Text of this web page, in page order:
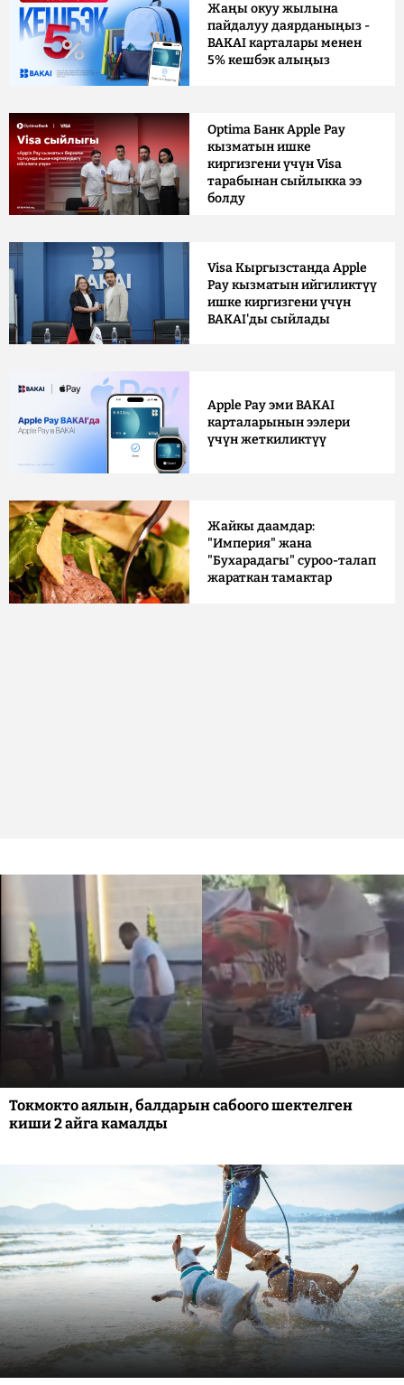
Жаңы окуу жылына
пайдалуу даярданыңыз -
BAKAI карталары менен
5% кешбэк алыңыз
Optima Банк Apple Pay
кызматын ишке
киргизгени үчүн Visa
тарабынан сыйлыкка ээ
болду
Visa Кыргызстанда Apple
Pay кызматын ийгиликтүү
ишке киргизгени үчүн
BAKAI'ды сыйлады
Apple Pay эми BAKAI
карталарынын ээлери
үчүн жеткиликтүү
Жайкы даамдар:
"Империя" жана
"Бухарадагы" суроо-талап
жараткан тамактар
Токмокто аялын, балдарын сабоого шектелген
киши 2 айга камалды